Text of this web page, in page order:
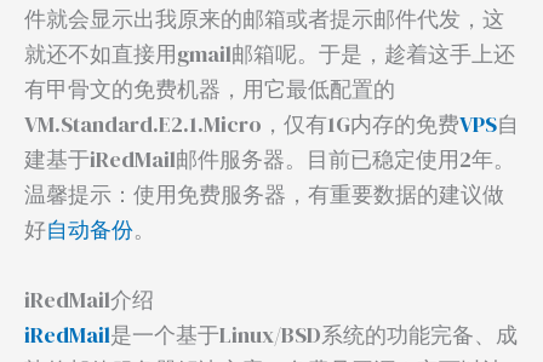
件就会显示出我原来的邮箱或者提示邮件代发，这
就还不如直接用gmail邮箱呢。于是，趁着这手上还
有甲骨文的免费机器，用它最低配置的
VM.Standard.E2.1.Micro，仅有1G内存的免费VPS自
建基于iRedMail邮件服务器。目前已稳定使用2年。
温馨提示：使用免费服务器，有重要数据的建议做
好自动备份。
iRedMail介绍
iRedMail是一个基于Linux/BSD系统的功能完备、成